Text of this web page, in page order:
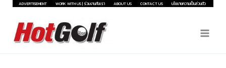
Skip
content
ADVERTISEMENT WORK WITH US | ร่วมงานกับเรา ABOUT US CONTACT US นโยบายความเป็นส่วนตัว